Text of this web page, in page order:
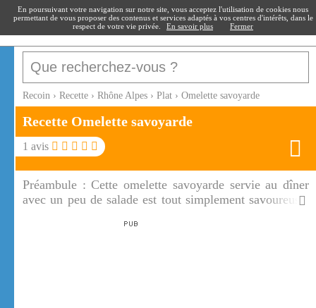
recoin.fr
Recoin › Recette › Rhône Alpes › Plat › Omelette savoyarde
Recette Omelette savoyarde
1 avis
Préambule :Cette omelette savoyarde servie au dîner
avec un peu de salade est tout simplement savoureuse,
lardons et des pommes de terre est réhaussée par le
En poursuivant votre navigation sur notre site, vous acceptez l'utilisation de cookies nous
permettant de vous proposer des contenus et services adaptés à vos centres d'intérêts, dans le
respect de votre vie privée.
En savoir plus Fermer